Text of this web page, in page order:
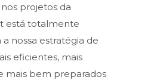
projetos da
está totalmente
nossa estratégia de
eficientes, mais
mais bem preparados